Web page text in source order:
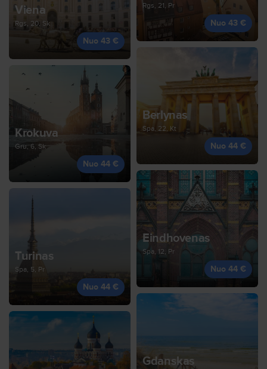
Viena
Rgs, 20, Sk
Nuo 43 €
Rgs, 21, Pr
Nuo 43 €
Krokuva
Gru, 6, Sk
Nuo 44 €
Berlynas
Spa, 22, Kt
Nuo 44 €
Turinas
Spa, 5, Pr
Nuo 44 €
Eindhovenas
Spa, 12, Pr
Nuo 44 €
Gdanskas